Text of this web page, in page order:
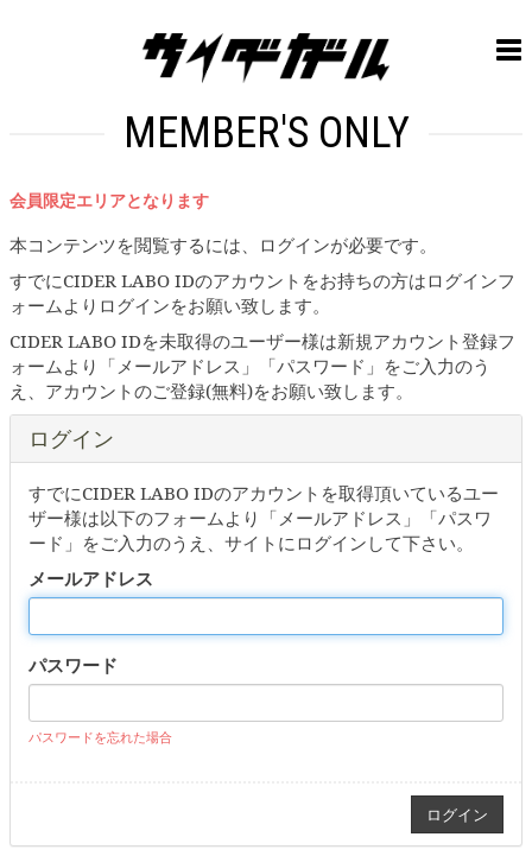
MEMBER'S ONLY
会員限定エリアとなります
本コンテンツを閲覧するには、ログインが必要です。
すでにCIDER LABO IDのアカウントをお持ちの方はログインフ
ォームよりログインをお願い致します。
CIDER LABO IDを未取得のユーザー様は新規アカウント登録フ
ォームより「メールアドレス」「パスワード」をご入力のう
え、アカウントのご登録(無料)をお願い致します。
ログイン
すでにCIDER LABO IDのアカウントを取得頂いているユー
ザー様は以下のフォームより「メールアドレス」「パスワ
ード」をご入力のうえ、サイトにログインして下さい。
メールアドレス
パスワード
パスワードを忘れた場合